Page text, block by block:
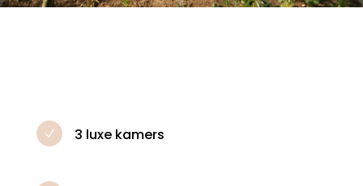
N 3 luxe kamers